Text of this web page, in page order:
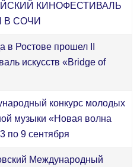
КИНОФЕСТИВАЛЬ
В СОЧИ
в Ростове прошел II
искусств «Bridge of
конкурс молодых
музыки «Новая волна
по 9 сентября
Международный